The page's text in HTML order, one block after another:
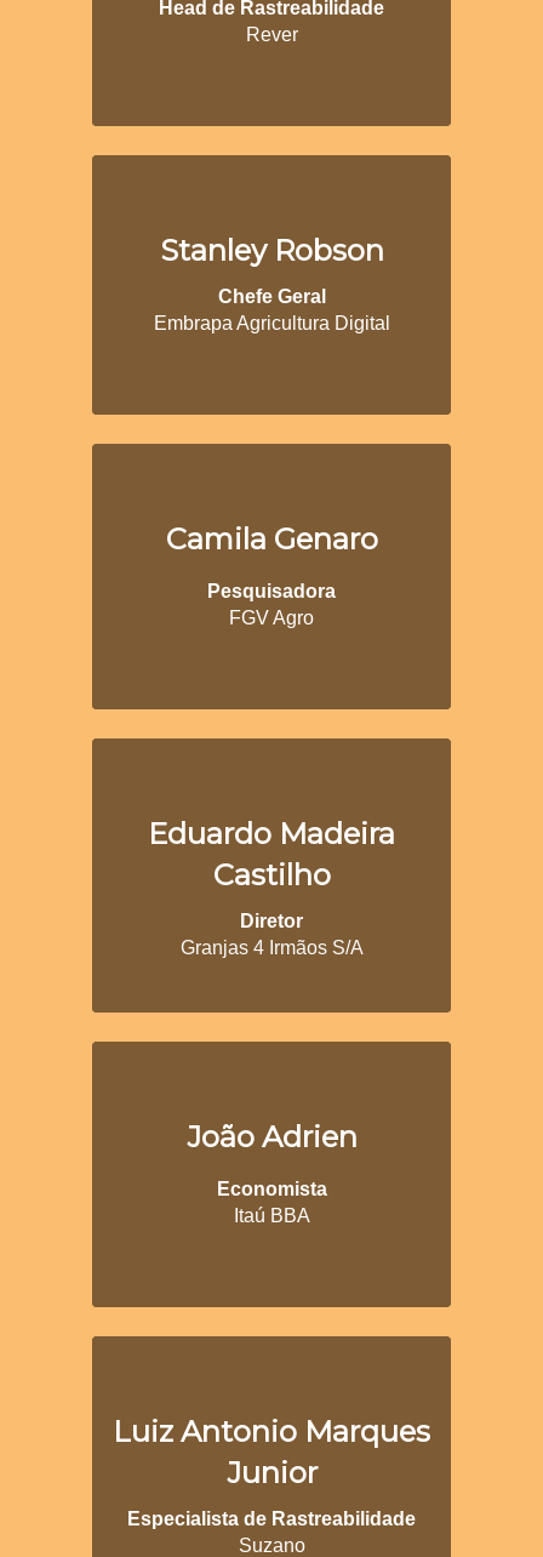
Head de Rastreabilidade
Rever
Stanley Robson
Chefe Geral
Embrapa Agricultura Digital
Camila Genaro
Pesquisadora
FGV Agro
Eduardo Madeira
Castilho
Diretor
Granjas 4 Irmãos S/A
João Adrien
Economista
Itaú BBA
Luiz Antonio Marques
Junior
Especialista de Rastreabilidade
Suzano